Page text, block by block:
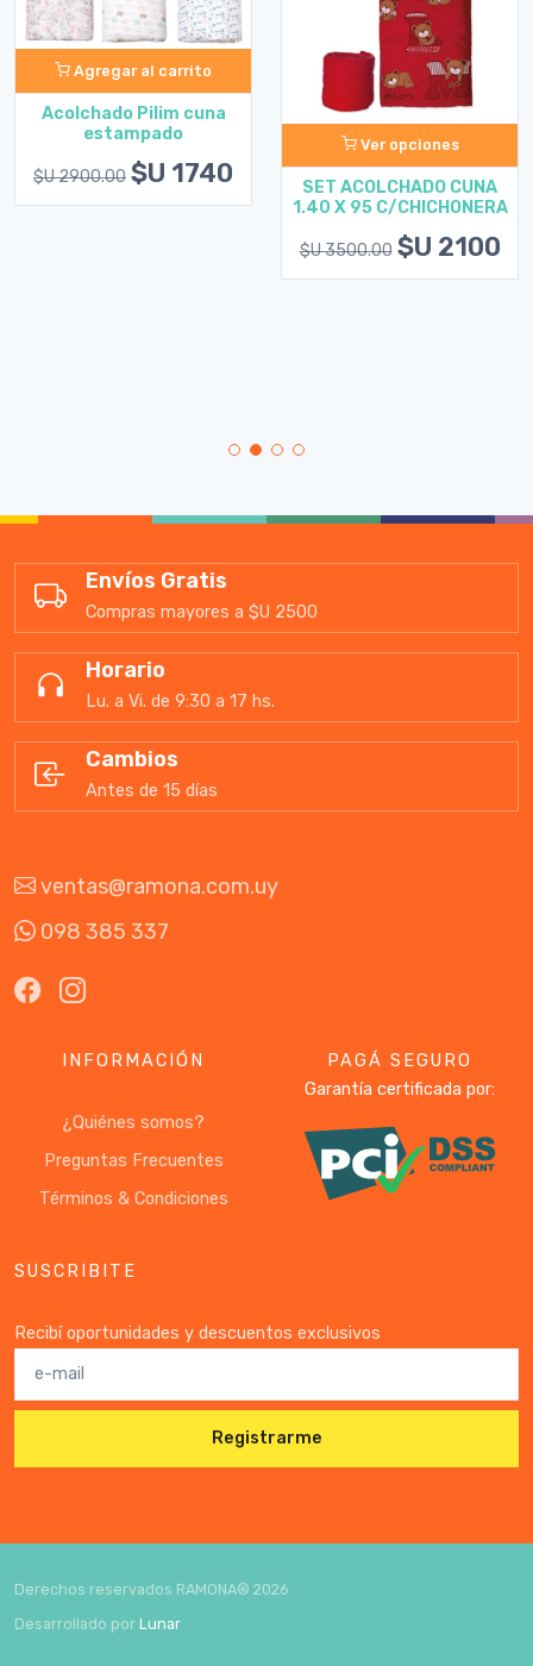
Agregar al carrito
Acolchado Pilim cuna
estampado
$U 2900.00 $U 1740
Ver opciones
SET ACOLCHADO CUNA
1.40 X 95 C/CHICHONERA
$U 3500.00 $U 2100
Envíos Gratis
Compras mayores a $U 2500
Horario
Lu. a Vi. de 9:30 a 17 hs.
Cambios
Antes de 15 días
ventas@ramona.com.uy
098 385 337
INFORMACIÓN
¿Quiénes somos?
Preguntas Frecuentes
Términos & Condiciones
PAGÁ SEGURO
Garantía certificada por:
SUSCRIBITE
Recibí oportunidades y descuentos exclusivos
Registrarme
Derechos reservados RAMONA® 2026
Desarrollado por Lunar